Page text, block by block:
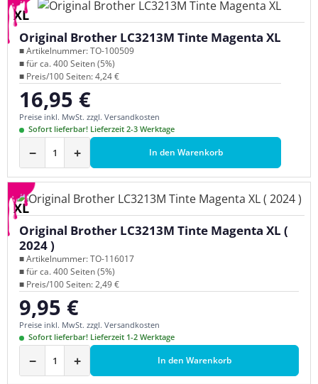
XL
Original Brother LC3213M Tinte Magenta XL
■ Artikelnummer: TO-100509
■ für ca. 400 Seiten (5%)
■ Preis/100 Seiten: 4,24 €
Regulärer Preis:
16,95 €
Preise inkl. MwSt. zzgl. Versandkosten
Sofort lieferbar! Lieferzeit 2-3 Werktage
− + In den Warenkorb
XL
Original Brother LC3213M Tinte Magenta XL (
2024 )
■ Artikelnummer: TO-116017
■ für ca. 400 Seiten (5%)
■ Preis/100 Seiten: 2,49 €
Regulärer Preis:
9,95 €
Preise inkl. MwSt. zzgl. Versandkosten
Sofort lieferbar! Lieferzeit 1-2 Werktage
− + In den Warenkorb